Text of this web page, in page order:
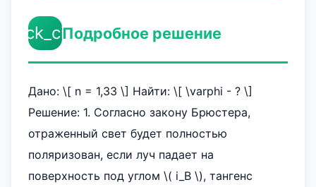
Подробное решение
Дано: \[ n = 1,33 \] Найти: \[ \varphi - ? \]
Решение: 1. Согласно закону Брюстера,
отраженный свет будет полностью
поляризован, если луч падает на
поверхность под углом \( i_B \), тангенс